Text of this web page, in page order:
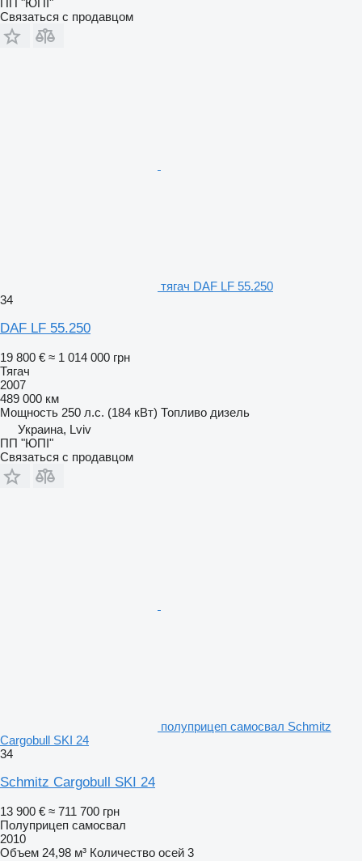
ПП "ЮПІ"
Связаться с продавцом
тягач DAF LF 55.250
34
DAF LF 55.250
19 800 € ≈ 1 014 000 грн
Тягач
2007
489 000 км
Мощность 250 л.с. (184 кВт) Топливо дизель
Украина, Lviv
ПП "ЮПІ"
Связаться с продавцом
полуприцеп самосвал Schmitz
Cargobull SKI 24
34
Schmitz Cargobull SKI 24
13 900 € ≈ 711 700 грн
Полуприцеп самосвал
2010
Объем 24,98 м³ Количество осей 3